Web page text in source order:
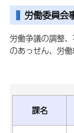
労働委員会
労働争議の調整
のあっせん、労
課名